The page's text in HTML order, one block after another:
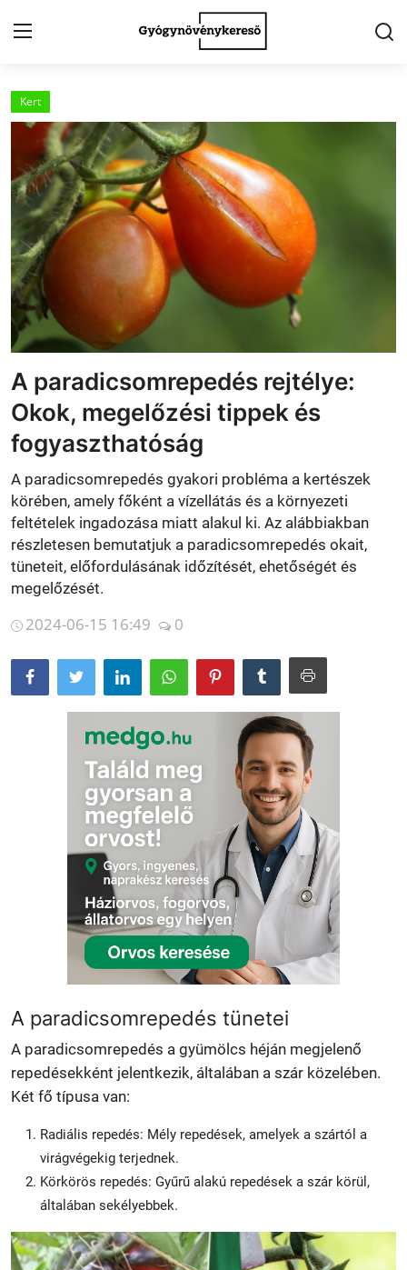
Kezdőlap
Kapcsolat
Gyógynövények
Egészség
Kert
Receptek
Fogyókúra
Galéria
Betegségek
Gyógynövénybolt kereső
Kert
A paradicsomrepedés rejtélye:
Okok, megelőzési tippek és
fogyaszthatóság
A paradicsomrepedés gyakori probléma a kertészek
körében, amely főként a vízellátás és a környezeti
feltételek ingadozása miatt alakul ki. Az alábbiakban
részletesen bemutatjuk a paradicsomrepedés okait,
tüneteit, előfordulásának időzítését, ehetőségét és
megelőzését.
2024-06-15 16:49 0
A paradicsomrepedés tünetei
A paradicsomrepedés a gyümölcs héján megjelenő
repedésekként jelentkezik, általában a szár közelében.
Két fő típusa van:
Radiális repedés: Mély repedések, amelyek a szártól a
virágvégekig terjednek.
Körkörös repedés: Gyűrű alakú repedések a szár körül,
általában sekélyebbek.